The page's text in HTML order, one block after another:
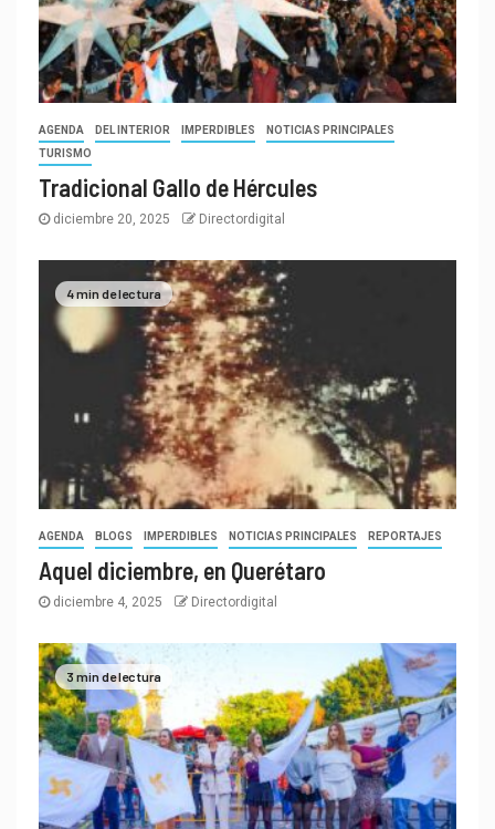
AGENDA DEL INTERIOR IMPERDIBLES
NOTICIAS PRINCIPALES
TURISMO
Tradicional Gallo de Hércules
diciembre 20, 2025 Directordigital
4 min de lectura
AGENDA BLOGS IMPERDIBLES NOTICIAS PRINCIPALES REPORTAJES
Aquel diciembre, en Querétaro
diciembre 4, 2025 Directordigital
3 min de lectura